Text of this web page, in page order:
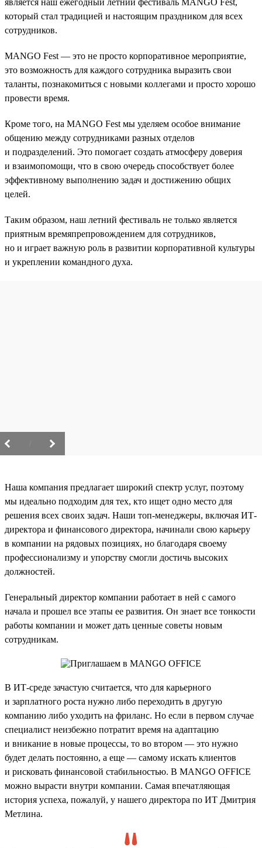
является наш ежегодный летний фестиваль MANGO Fest,
который стал традицией и настоящим праздником для всех
сотрудников.
MANGO Fest — это не просто корпоративное мероприятие,
это возможность для каждого сотрудника выразить свои
таланты, познакомиться с новыми коллегами и просто хорошо
провести время.
Кроме того, на MANGO Fest мы уделяем особое внимание
общению между сотрудниками разных отделов
и подразделений. Это помогает создать атмосферу доверия
и взаимопомощи, что в свою очередь способствует более
эффективному выполнению задач и достижению общих
целей.
Таким образом, наш летний фестиваль не только является
приятным времяпрепровождением для сотрудников,
но и играет важную роль в развитии корпоративной культуры
и укреплении командного духа.
Наша компания предлагает широкий спектр услуг, поэтому
мы идеально подходим для тех, кто ищет одно место для
решения всех своих задач. Наши топ-менеджеры, включая ИТ-
директора и финансового директора, начинали свою карьеру
в компании на рядовых позициях, но благодаря своему
профессионализму и упорству смогли достичь высоких
должностей.
Генеральный директор компании работает в ней с самого
начала и прошел все этапы ее развития. Он знает все тонкости
работы компании и может дать ценные советы новым
сотрудникам.
В ИТ-среде зачастую считается, что для карьерного
и зарплатного роста нужно либо переходить в другую
компанию либо уходить на фриланс. Но если в первом случае
специалист неизбежно потратит время на адаптацию
и вникание в новые процессы, то во втором — это нужно
будет делать постоянно, а еще — самому искать клиентов
и рисковать финансовой стабильностью. В MANGO OFFICE
можно вырасти внутри компании. Самая впечатляющая
история успеха, пожалуй, у нашего директора по ИТ Дмитрия
Метлина.